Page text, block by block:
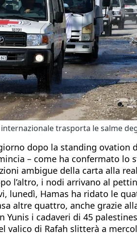
trasporta le salme
dopo la standing
– come ha confermato lo
ambigue della carta alla
l’altro, i nodi arrivano al
lunedì, Hamas ha ridato le
altre quattro, anche grazie
Yunis i cadaveri di 45
valico di Rafah slitterà a